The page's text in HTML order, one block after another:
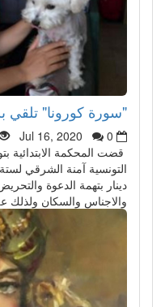
"سورة كورونا" تلقي
Jul 16, 2020
0
قضت المحكمة الابتدائية
التونسية آمنة الشرقي
دينار بتهمة الدعوة
والاجناس والسكان ولذلك